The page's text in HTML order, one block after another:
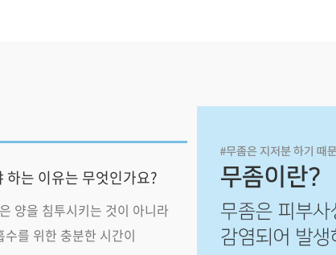
는 이유는 무엇인가요?
양을 침투시키는 것이 아니라
를 위한 충분한 시간이